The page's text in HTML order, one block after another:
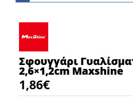
Σφουγγάρι
2,6×1,2cm Maxshine
1,86€